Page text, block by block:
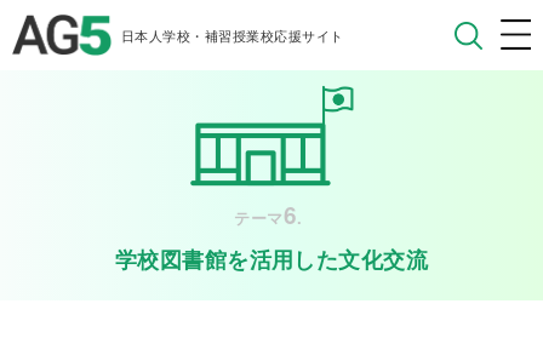
日本人学校・補習授業校応援サイト
テーマ6.
学校図書館を活用した文化交流